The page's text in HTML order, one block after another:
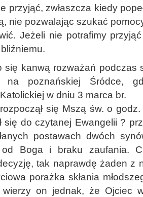
przyjąć, zwłaszcza kiedy
nie pozwalając szukać
Jeżeli nie potrafimy przyjąć
się kanwą rozważań
na poznańskiej Śródce,
w dniu 3 marca br.
się Mszą św. o
się do czytanej Ewangelii ?
postawach dwóch
od Boga i braku zaufania.
tak naprawdę żaden z
porażka skłania
on jednak, że Ojciec